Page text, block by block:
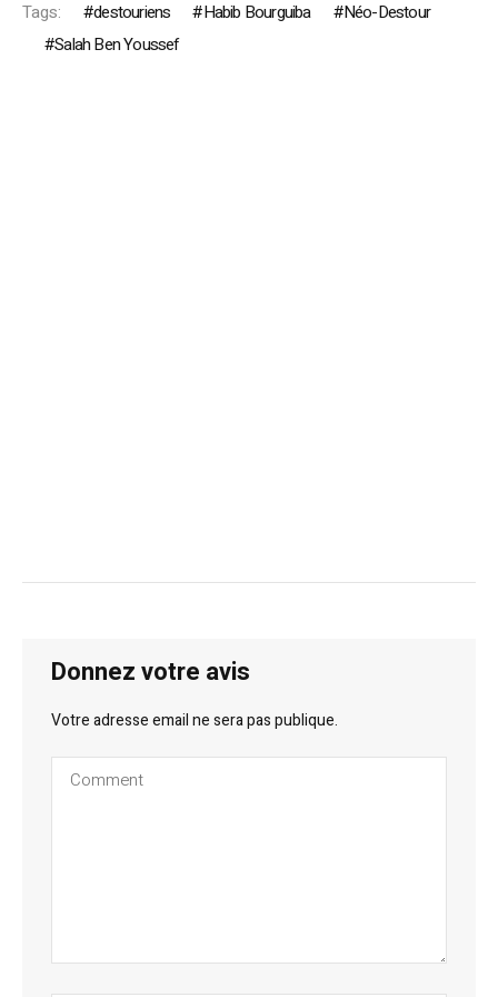
Tags: destouriens Habib Bourguiba
Néo-Destour
Salah Ben Youssef
Donnez votre avis
Votre adresse email ne sera pas publique.